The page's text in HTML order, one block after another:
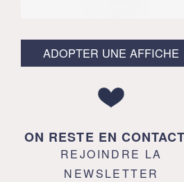
ADOPTER UNE AFFICHE
ON RESTE EN
REJOINDRE LA
NEWSLETTER